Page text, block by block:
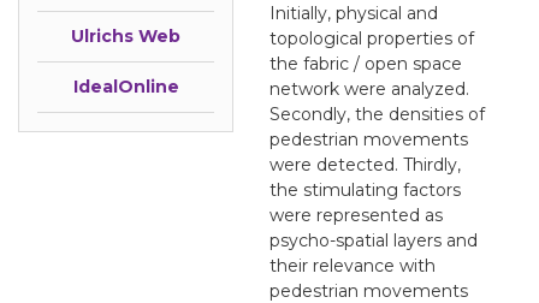
Ulrichs Web
IdealOnline
Initially, physical and
topological properties of
the fabric / open space
network were analyzed.
Secondly, the densities of
pedestrian movements
were detected. Thirdly,
the stimulating factors
were represented as
psycho-spatial layers and
their relevance with
pedestrian movements